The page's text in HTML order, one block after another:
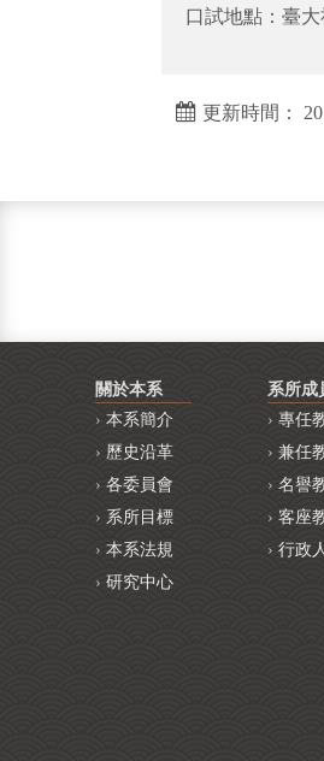
口試地點：臺
更新時間：
關於本系
本系簡介
歷史沿革
各委員會
系所目標
本系法規
研究中心
系所成
專任
兼任
名譽
客座
行政